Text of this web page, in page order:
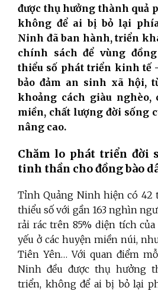
được thụ hưởng thành quả
không để ai bị bỏ lại
Ninh đã ban hành, triển
chính sách để vùng
thiểu số phát triển kinh tế
bảo đảm an sinh xã hội,
khoảng cách giàu nghèo,
miền, chất lượng đời sống
nâng cao.
Chăm lo phát triển đời
tinh thần cho đồng bào
Tỉnh Quảng Ninh hiện có 42
thiểu số với gần 163 nghìn
rải rác trên 85% diện tích
yếu ở các huyện miền núi,
Tiên Yên… Với quan điểm
Ninh đều được thụ hưởng
triển, không để ai bị bỏ lại